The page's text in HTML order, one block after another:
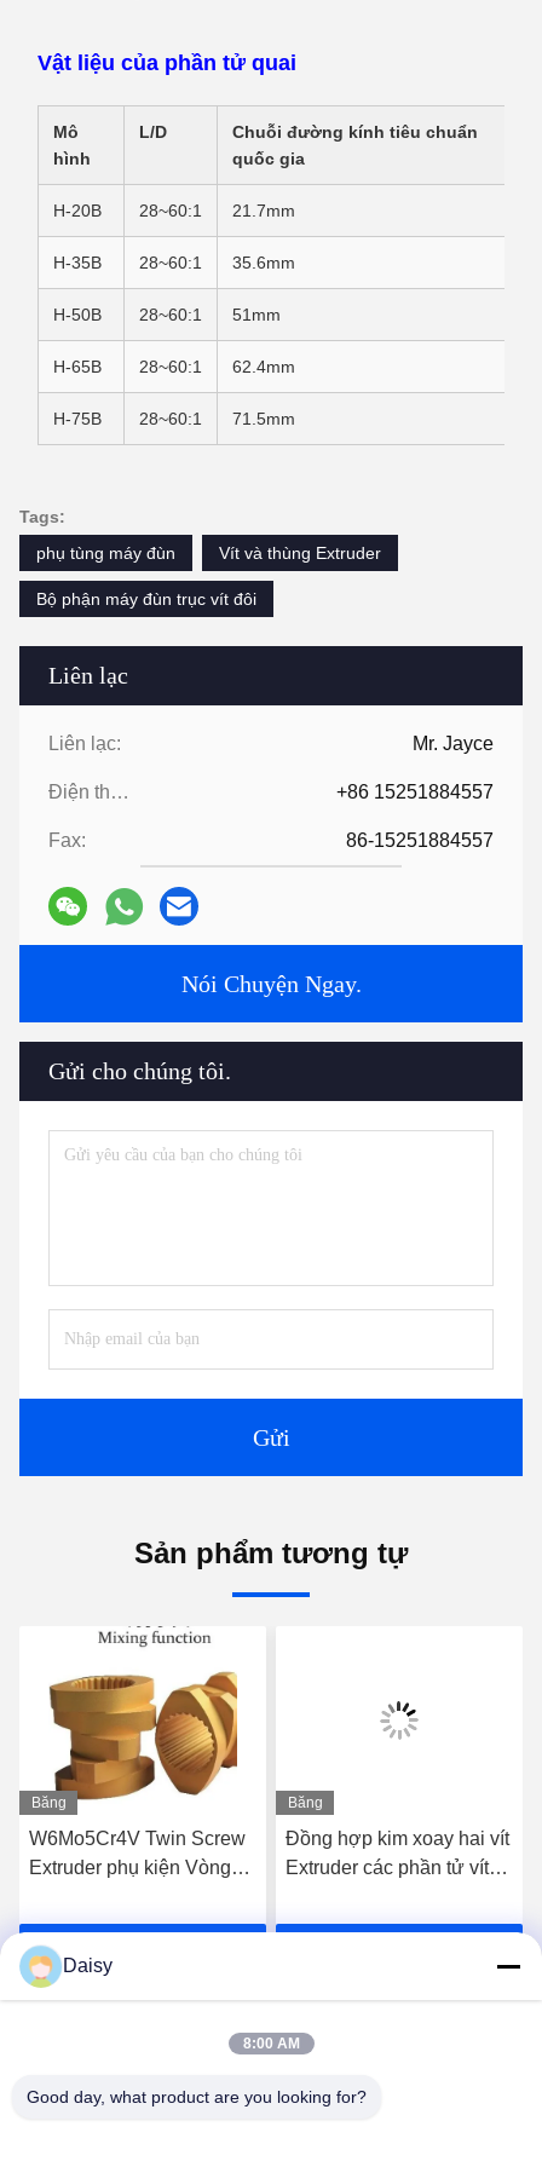
Liên lạc
Liên lạc: Mr. Jayce
Điện thoại: +86 15251884557
Fax: 86-15251884557
Nói Chuyện Ngay.
Gửi cho chúng tôi.
Gửi
Vật liệu của phần tử quai
Mô
hình
L/D
Chuỗi đường kính tiêu chuẩn
quốc gia
H-20B 28~60:1 21.7mm
H-35B 28~60:1 35.6mm
H-50B 28~60:1 51mm
H-65B 28~60:1 62.4mm
H-75B 28~60:1 71.5mm
Tags:
phụ tùng máy đùn
Vít và thùng Extruder
Bộ phận máy đùn trục vít đôi
Sản phẩm tương tự
Băng
hình
W6Mo5Cr4V Twin Screw
Extruder phụ kiện Vòng
nghiệp
Băng
hình
Đồng hợp kim xoay hai vít
Extruder các phần tử vít
Daisy
8:00 AM
Good day, what product are you looking for?